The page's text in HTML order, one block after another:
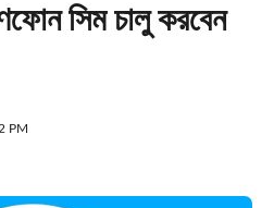
সিম চালু করবেন
PM